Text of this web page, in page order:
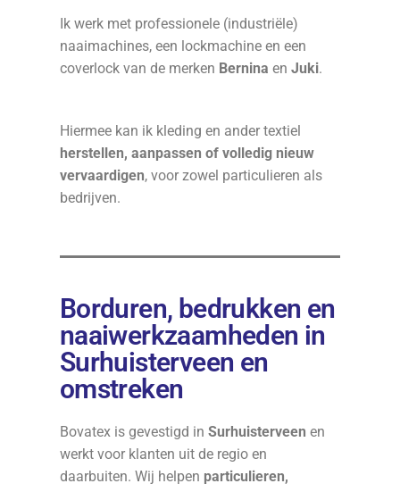
Ik werk met professionele (industriële)
naaimachines, een lockmachine en een
coverlock van de merken Bernina en Juki.
Hiermee kan ik kleding en ander textiel
herstellen, aanpassen of volledig nieuw
vervaardigen, voor zowel particulieren als
bedrijven.
Borduren, bedrukken en
naaiwerkzaamheden in
Surhuisterveen en
omstreken
Bovatex is gevestigd in Surhuisterveen en
werkt voor klanten uit de regio en
daarbuiten. Wij helpen particulieren,